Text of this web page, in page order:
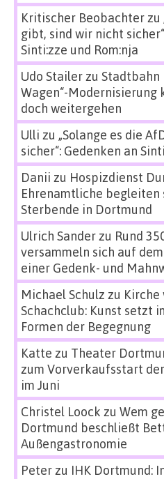
Kritischer Beobachterzu
gibt, sind wir nicht
Sinti:zze und Rom:nja
Udo Stailerzu Stadtbahn
Wagen“-Modernisierung
doch weitergehen
Ulli zu „Solange es die
sicher“: Gedenken an
Danii zu Hospizdienst
Ehrenamtliche begleiten
Sterbende in Dortmund
Ulrich Sanderzu Rund
versammeln sich auf
einer Gedenk- und
Michael Schulz zu Kirche
Schachclub: Kunst setzt
Formen der Begegnung
Katte zu Theater
zum Vorverkaufsstart
im Juni
Christel Loock zu Wem
Dortmund beschließt
Außengastronomie
Peterzu IHK Dortmund: